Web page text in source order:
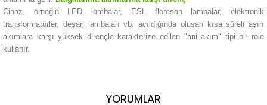
Cihaz, örneğin LED lambalar, ESL floresan lambalar, elektronik
transformatörler, deşarj lambaları vb. açıldığında oluşan kısa süreli aşırı
akımlara karşı yüksek dirençle karakterize edilen "ani akım" tipi bir röle
kullanır.
YORUMLAR